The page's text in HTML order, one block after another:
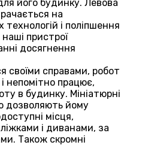
його будинку. Левова
на
і поліпшення
пристрої
досягнення
своїми справами, робот
непомітно працює,
в будинку. Мініатюрні
дозволяють йому
місця,
і диванами, за
Також скромні